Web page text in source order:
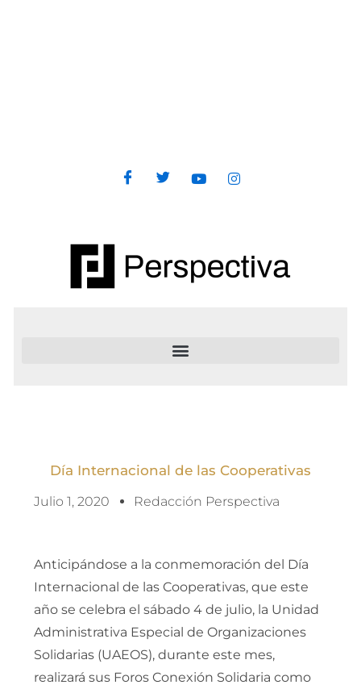
Día Internacional de las Cooperativas
Julio 1, 2020 Redacción Perspectiva
Anticipándose a la conmemoración del Día
Internacional de las Cooperativas, que este
año se celebra el sábado 4 de julio, la Unidad
Administrativa Especial de Organizaciones
Solidarias (UAEOS), durante este mes,
realizará sus Foros Conexión Solidaria como